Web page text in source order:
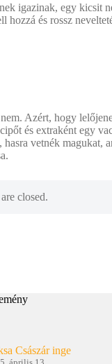
igazinak, egy kicsit
hozzá és rossz
Azért, hogy
és extraként egy
vetnék magukat,
closed.
Császár inge